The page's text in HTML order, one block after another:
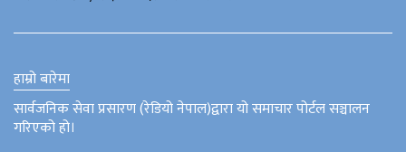
हाम्रो बारेमा
सार्वजनिक सेवा प्रसारण (रेडियो नेपाल)द्वारा यो समाचार पोर्टल सञ्चालन
गरिएको हो।